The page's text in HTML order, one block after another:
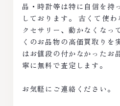
品・時計等は特に自信を持
しております。 古くて使
クセサリー、動かなくなっ
くのお品物の高価買取りを
はお値段の付かなかったお
寧に無料で査定します。
お気軽にご連絡ください。